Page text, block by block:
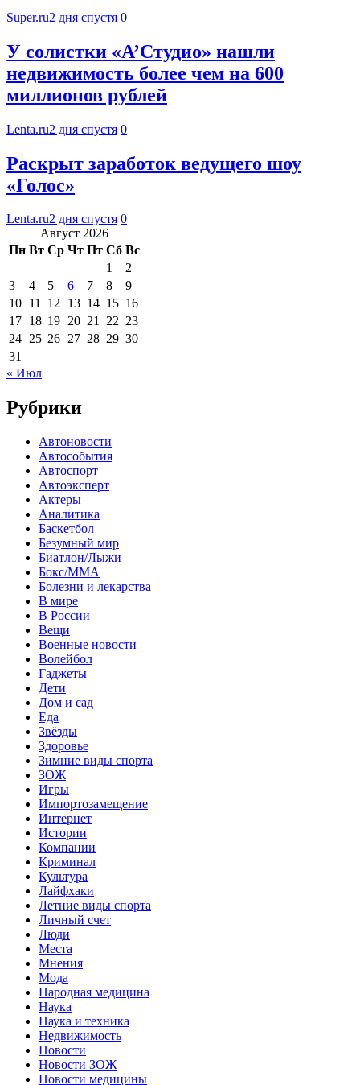
Super.ru2 дня спустя 0
У солистки «А’Студио» нашли
недвижимость более чем на 600
миллионов рублей
Lenta.ru2 дня спустя 0
Раскрыт заработок ведущего шоу
«Голос»
Lenta.ru2 дня спустя 0
Август 2026
Пн Вт Ср Чт Пт Сб Вс
1
2
3
4 5 6 7 8
9
10 11 12 13 14 15 16
17 18 19 20 21 22 23
24 25 26 27 28 29 30
31
« Июл
Рубрики
Автоновости
Автособытия
Автоспорт
Автоэксперт
Актеры
Аналитика
Баскетбол
Безумный мир
Биатлон/Лыжи
Бокс/MMA
Болезни и лекарства
В мире
В России
Вещи
Военные новости
Волейбол
Гаджеты
Дети
Дом и сад
Еда
Звёзды
Здоровье
Зимние виды спорта
ЗОЖ
Игры
Импортозамещение
Интернет
Истории
Компании
Криминал
Культура
Лайфхаки
Летние виды спорта
Личный счет
Люди
Места
Мнения
Мода
Народная медицина
Наука
Наука и техника
Недвижимость
Новости
Новости ЗОЖ
Новости медицины